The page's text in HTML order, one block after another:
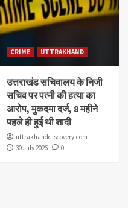
CRIME UTTRAKHAND
उत्तराखंड सचिवालय के निजी
सचिव पर पत्नी की हत्या का
आरोप, मुकदमा दर्ज, 8 महीने
पहले ही हुई थी शादी
uttrakhanddiscovery.com
30 July 2026
0